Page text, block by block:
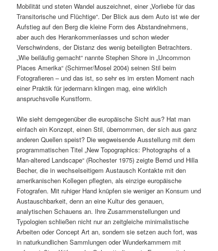
Mobilität und steten Wandel auszeichnet, einer „Vorliebe für das
Transitorische und Flüchtige“. Der Blick aus dem Auto ist wie der
Aufstieg auf den Berg die kleine Form des Abstandnehmens,
aber auch des Herankommenlasses und schon wieder
Verschwindens, der Distanz des wenig beteiligten Betrachters.
„Wie beiläufig gemacht“ nannte Stephen Shore in „Uncommon
Places Amerika“ (Schirmer/Mosel 2004) seinen Stil beim
Fotografieren – und das ist, so sehr es im ersten Moment nach
einer Praktik für jedermann klingen mag, eine wirklich
anspruchsvolle Kunstform.
Wie sieht demgegenüber die europäische Sicht aus? Hat man
einfach ein Konzept, einen Stil, übernommen, der sich aus ganz
anderen Quellen speist? Die wegweisende Ausstellung mit dem
programmatischen Titel „New Topographics: Photographs of a
Man-altered Landscape“ (Rochester 1975) zeigte Bernd und Hilla
Becher, die in wechselseitigem Austausch Kontakte mit den
amerikanischen Kollegen pflegten, als einzige europäische
Fotografen. Mit ruhiger Hand knüpfen sie weniger an Konsum und
Austauschbarkeit, denn an eine Kultur des genauen,
analytischen Schauens an. Ihre Zusammenstellungen und
Typologien schließen nicht nur an zeitgleiche minimalistische
Arbeiten oder Concept Art an, sondern sie setzen auch fort, was
in naturkundlichen Sammlungen oder Wunderkammern mit